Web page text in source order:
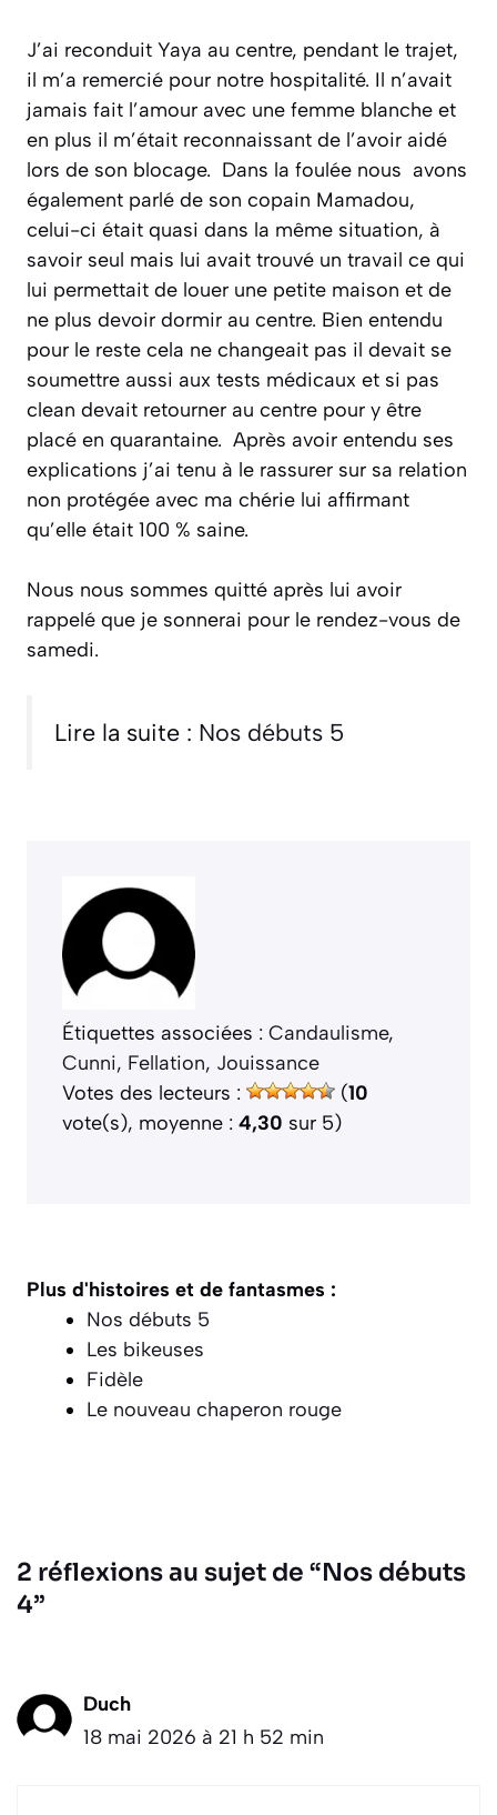
J’ai reconduit Yaya au centre, pendant le trajet,
il m’a remercié pour notre hospitalité. Il n’avait
jamais fait l’amour avec une femme blanche et
en plus il m’était reconnaissant de l’avoir aidé
lors de son blocage. Dans la foulée nous avons
également parlé de son copain Mamadou,
celui-ci était quasi dans la même situation, à
savoir seul mais lui avait trouvé un travail ce qui
lui permettait de louer une petite maison et de
ne plus devoir dormir au centre. Bien entendu
pour le reste cela ne changeait pas il devait se
soumettre aussi aux tests médicaux et si pas
clean devait retourner au centre pour y être
placé en quarantaine. Après avoir entendu ses
explications j’ai tenu à le rassurer sur sa relation
non protégée avec ma chérie lui affirmant
qu’elle était 100 % saine.
Nous nous sommes quitté après lui avoir
rappelé que je sonnerai pour le rendez-vous de
samedi.
Lire la suite : Nos débuts 5
Étiquettes associées : Candaulisme
Cunni, Fellation, Jouissance
Votes des lecteurs :
(10
vote(s), moyenne : 4,30 sur 5)
Plus d'histoires et de fantasmes :
Nos débuts 5
Les bikeuses
Fidèle
Le nouveau chaperon rouge
2 réflexions au sujet de “Nos débuts
4”
Duch
18 mai 2026 à 21 h 52 min